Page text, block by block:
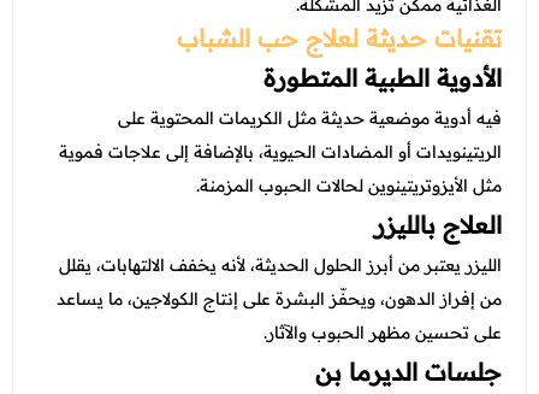
عروض العناية بالشعر
عروض الرجال
عروض جراحات التجميل
عروض قسم الطوارئ
عروض المختبر
عروض الاشعة
عروض الباطنة
عروض العظام
عروض الانف والاذن والحنجرة
عروض العلاج الطبيعي
الغذائية ممكن تزيد المشكلة.
تقنيات حديثة لعلاج حب الشباب
الأدوية الطبية المتطورة
فيه أدوية موضعية حديثة مثل الكريمات المحتوية على
الريتينويدات أو المضادات الحيوية، بالإضافة إلى علاجات فموية
مثل الأيزوتريتينوين لحالات الحبوب المزمنة.
العلاج بالليزر
الليزر يعتبر من أبرز الحلول الحديثة، لأنه يخفف الالتهابات، يقلل
من إفراز الدهون، ويحفّز البشرة على إنتاج الكولاجين، ما يساعد
على تحسين مظهر الحبوب والآثار.
جلسات الديرما بن